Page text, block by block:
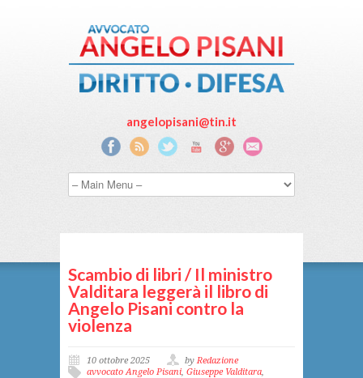
angelopisani@tin.it
Scambio di libri / Il ministro
Valditara leggerà il libro di
Angelo Pisani contro la
violenza
10 ottobre 2025 byRedazione
avvocato Angelo Pisani, Giuseppe Valditara,